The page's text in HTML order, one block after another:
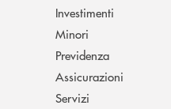
Investimenti
Minori
Previdenza
Assicurazioni
Servizi